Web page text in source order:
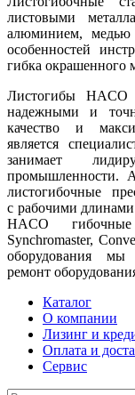
листовыми
алюминием,
особенностей
гибка окрашенного
Листогибы HACO
надежными и
качество и
является
занимает
промышленности.
листогибочные
с рабочими
HACO гибочные
Synchromaster,
оборудования мы
ремонт
Каталог
О компании
Лизинг и
Оплата и
Сервис